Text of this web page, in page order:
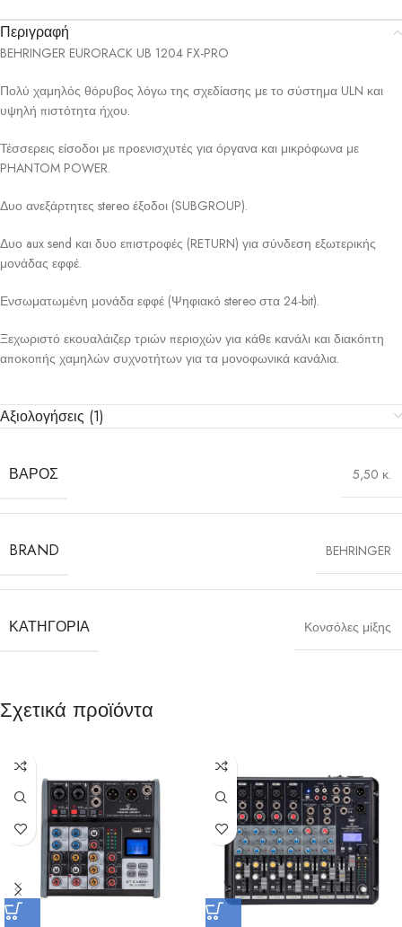
Περιγραφή
BEHRINGER EURORACK UB 1204 FX-PRO
Πολύ χαμηλός θόρυβος λόγω της σχεδίασης με το σύστημα ULN και
υψηλή πιστότητα ήχου.
Τέσσερεις είσοδοι με προενισχυτές για όργανα και μικρόφωνα με
PHANTOM POWER.
Δυο ανεξάρτητες stereo έξοδοι (SUBGROUP).
Δυο aux send και δυο επιστροφές (RETURN) για σύνδεση εξωτερικής
μονάδας εφφέ.
Ενσωματωμένη μονάδα εφφέ (Ψηφιακό stereo στα 24-bit).
Ξεχωριστό εκουαλάιζερ τριών περιοχών για κάθε κανάλι και διακόπτη
αποκοπής χαμηλών συχνοτήτων για τα μονοφωνικά κανάλια.
Αξιολογήσεις (1)
ΒΆΡΟΣ 5,50 κ.
BRAND BEHRINGER
ΚΑΤΗΓΟΡΊΑ Κονσόλες μίξης
Σχετικά προϊόντα